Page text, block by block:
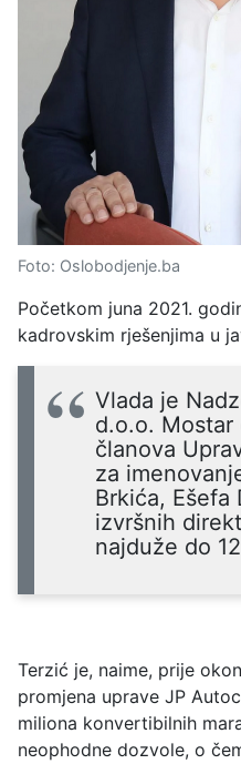
Foto: Oslobodjenje.ba
Početkom juna 2021.
kadrovskim rješenjima u
Vlada je
d.o.o. Mostar
članova
za
Brkića, Ešefa
izvršnih
najduže do
Terzić je, naime, prije
promjena uprave JP
miliona konvertibilnih
neophodne dozvole, o